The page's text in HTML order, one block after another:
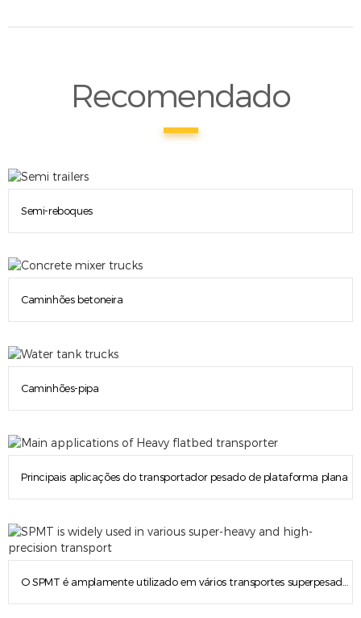
Recomendado
Semi-reboques
Caminhões betoneira
Caminhões-pipa
Principais aplicações do transportador pesado de plataforma plana